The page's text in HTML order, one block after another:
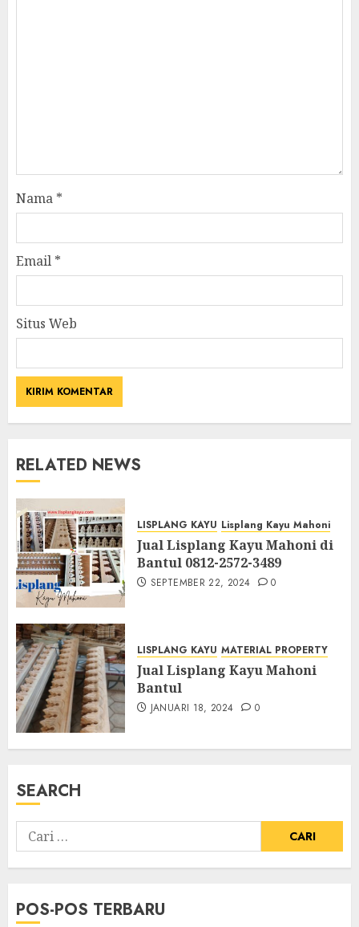
Nama *
Email *
Situs Web
RELATED NEWS
LISPLANG KAYU Lisplang Kayu Mahoni
Jual Lisplang Kayu Mahoni di
Bantul 0812-2572-3489
SEPTEMBER 22, 2024 0
LISPLANG KAYU MATERIAL PROPERTY
Jual Lisplang Kayu Mahoni
Bantul
JANUARI 18, 2024 0
SEARCH
POS-POS TERBARU